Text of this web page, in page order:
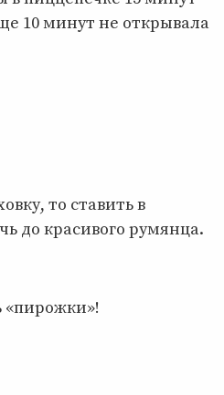
10 минут не открывала
то ставить в
до красивого румянца.
«пирожки»!